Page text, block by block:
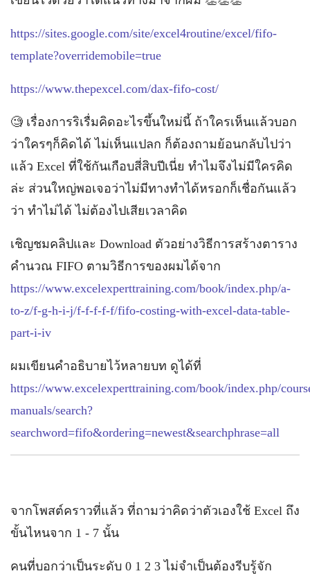
https://sites.google.com/site/excel4routine/excel/fifo-
template?overridemobile=true
https://www.thepexcel.com/dax-fifo-cost/
🧐 เรื่องการริเรื่มคิดอะไรขึ้นใหม่นี้ ถ้าใครเห็นแล้วบอก
ว่าใครๆก็คิดได้ ไม่เห็นแปลก ก็ต้องถามย้อนกลับไปว่า
แล้ว Excel ที่ใช้กันเกือบสี่สิบปีเนี่ย ทำไมจึงไม่มีใครคิด
ล่ะ ส่วนใหญ่พอเจอว่าไม่มีทางทำได้หรอกก็เชื่อกันแล้ว
ว่า ทำไม่ได้ ไม่ต้องไปเสียเวลาคิด
เชิญชมคลิปและ Download ตัวอย่างวิธีการสร้างตาราง
คำนวณ FIFO ตามวิธีการของผมได้จาก
https://www.excelexperttraining.com/book/index.php/a-
to-z/f-g-h-i-j/f-f-f-f-f/fifo-costing-with-excel-data-table-
part-i-iv
ผมเขียนคำอธิบายไว้หลายบท ดูได้ที่
https://www.excelexperttraining.com/book/index.php/
manuals/search?
searchword=fifo&ordering=newest&searchphrase=all
จากโพสต์คราวที่แล้ว ที่ถามว่าคิดว่าตัวเองใช้ Excel ถึง
ขั้นไหนจาก 1 - 7 นั้น
คนที่บอกว่าเป็นระดับ 0 1 2 3 ไม่จำเป็นต้องรีบรู้จัก